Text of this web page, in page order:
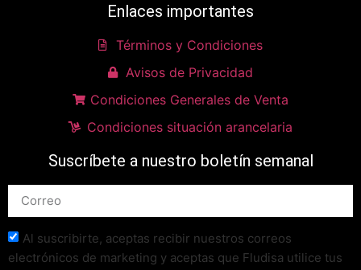
Enlaces importantes
Términos y Condiciones
Avisos de Privacidad
Condiciones Generales de Venta
Condiciones situación arancelaria
Suscríbete a nuestro boletín semanal
Al suscribirte, aceptas recibir nuestros correos
electrónicos de marketing y aceptas que Fludisa utilice tus